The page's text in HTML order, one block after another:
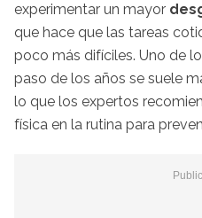
experimentar un mayor
que hace que las tareas
poco más difíciles. Uno de
paso de los años se suele
lo que los expertos
física en la rutina para